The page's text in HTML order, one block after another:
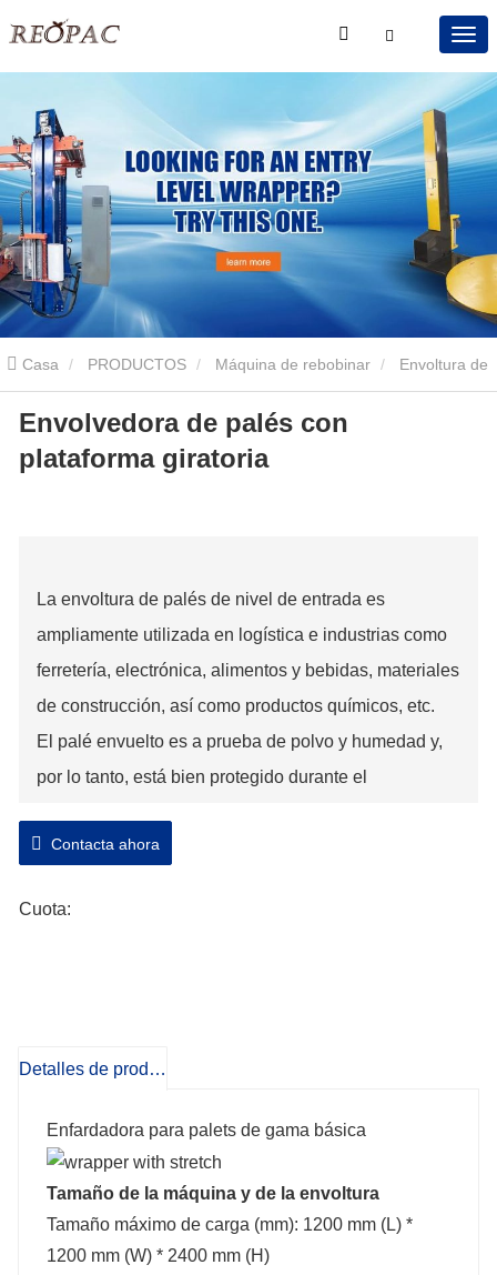
Casa PRODUCTOS Máquina de rebobinar Envoltura de
palets de nivel de entrada Envolvedora de palés con plataforma
giratoria
Envolvedora de palés con
plataforma giratoria
La envoltura de palés de nivel de entrada es
ampliamente utilizada en logística e industrias como
ferretería, electrónica, alimentos y bebidas, materiales
de construcción, así como productos químicos, etc.
El palé envuelto es a prueba de polvo y humedad y,
por lo tanto, está bien protegido durante el
de empaque y se mejora la eficiencia del empaque.
Contacta ahora
Cuota:
Detalles de producto
Enfardadora para palets de gama básica
Tamaño de la máquina y de la envoltura
Tamaño máximo de carga (mm): 1200 mm (L) *
1200 mm (W) * 2400 mm (H)